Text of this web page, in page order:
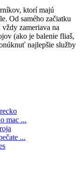
ktorí majú
Od samého začiatku
zameriava na
(ako je balenie fliaš,
najlepšie služby
mac ...
...